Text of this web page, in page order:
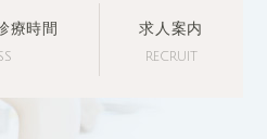
療時間 求人案内
RECRUIT